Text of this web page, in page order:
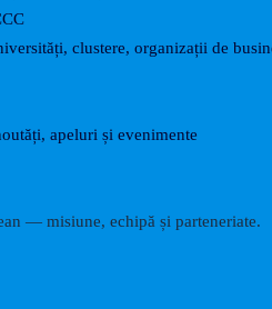
clustere, organizații de
apeluri și evenimente
— misiune, echipă și parteneriate.